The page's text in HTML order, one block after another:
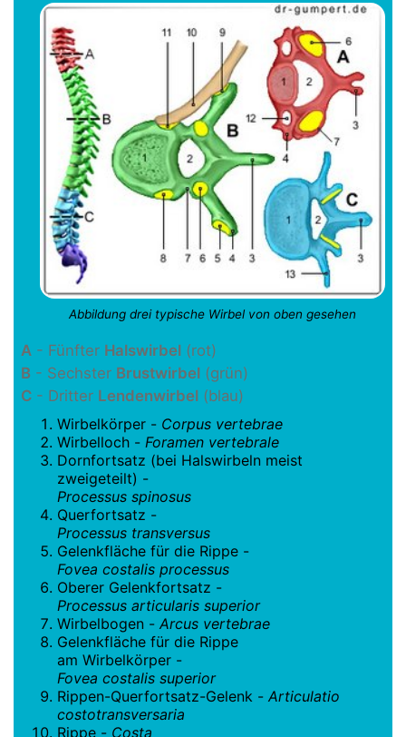
Abbildung drei typische Wirbel von oben gesehen
A - Fünfter Halswirbel (rot)
B - Sechster Brustwirbel (grün)
C - Dritter Lendenwirbel (blau)
Wirbelkörper - Corpus vertebrae
Wirbelloch - Foramen vertebrale
Dornfortsatz (bei Halswirbeln meist
zweigeteilt) -
Processus spinosus
Querfortsatz -
Processus transversus
Gelenkfläche für die Rippe -
Fovea costalis processus
Oberer Gelenkfortsatz -
Processus articularis superior
Wirbelbogen - Arcus vertebrae
Gelenkfläche für die Rippe
am Wirbelkörper -
Fovea costalis superior
Rippen-Querfortsatz-Gelenk - Articulatio
costotransversaria
Rippe - Costa